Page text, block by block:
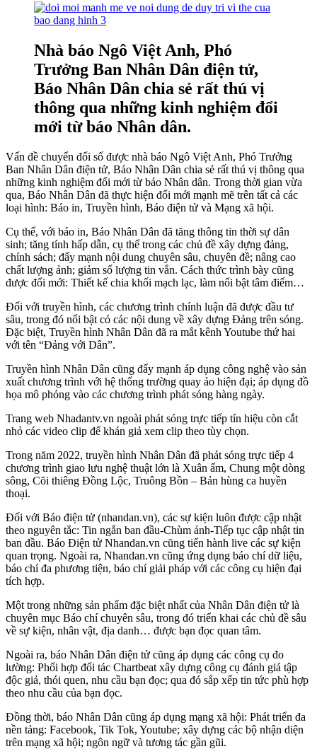
Nhà báo Ngô Việt Anh, Phó
Trưởng Ban Nhân Dân điện tử,
Báo Nhân Dân chia sẻ rất thú vị
thông qua những kinh nghiệm đổi
mới từ báo Nhân dân.
Vấn đề chuyển đổi số được nhà báo Ngô Việt Anh, Phó Trưởng
Ban Nhân Dân điện tử, Báo Nhân Dân chia sẻ rất thú vị thông qua
những kinh nghiệm đổi mới từ báo Nhân dân. Trong thời gian vừa
qua, Báo Nhân Dân đã thực hiện đổi mới mạnh mẽ trên tất cả các
loại hình: Báo in, Truyền hình, Báo điện tử và Mạng xã hội.
Cụ thể, với báo in, Báo Nhân Dân đã tăng thông tin thời sự dân
sinh; tăng tính hấp dẫn, cụ thể trong các chủ đề xây dựng đảng,
chính sách; đẩy mạnh nội dung chuyên sâu, chuyên đề; nâng cao
chất lượng ảnh; giảm số lượng tin vắn. Cách thức trình bày cũng
được đổi mới: Thiết kế chia khối mạch lạc, làm nổi bật tâm điểm…
Đối với truyền hình, các chương trình chính luận đã được đầu tư
sâu, trong đó nổi bật có các nội dung về xây dựng Đảng trên sóng.
Đặc biệt, Truyền hình Nhân Dân đã ra mắt kênh Youtube thứ hai
với tên “Đảng với Dân”.
Truyền hình Nhân Dân cũng đẩy mạnh áp dụng công nghệ vào sản
xuất chương trình với hệ thống trường quay ảo hiện đại; áp dụng đồ
họa mô phỏng vào các chương trình phát sóng hàng ngày.
Trang web Nhadantv.vn ngoài phát sóng trực tiếp tín hiệu còn cắt
nhỏ các video clip để khán giả xem clip theo tùy chọn.
Trong năm 2022, truyền hình Nhân Dân đã phát sóng trực tiếp 4
chương trình giao lưu nghệ thuật lớn là Xuân ấm, Chung một dòng
sông, Cõi thiêng Đồng Lộc, Truông Bồn – Bản hùng ca huyền
thoại.
Đối với Báo điện tử (nhandan.vn), các sự kiện luôn được cập nhật
theo nguyên tắc: Tin ngắn ban đầu-Chùm ảnh-Tiếp tục cập nhật tin
ban đầu. Báo Điện tử Nhandan.vn cũng tiến hành live các sự kiện
quan trọng. Ngoài ra, Nhandan.vn cũng ứng dụng báo chí dữ liệu,
báo chí đa phương tiện, báo chí giải pháp với các công cụ hiện đại
tích hợp.
Một trong những sản phẩm đặc biệt nhất của Nhân Dân điện tử là
chuyên mục Báo chí chuyên sâu, trong đó triển khai các chủ đề sâu
về sự kiện, nhân vật, địa danh… được bạn đọc quan tâm.
Ngoài ra, báo Nhân Dân điện tử cũng áp dụng các công cụ đo
lường: Phối hợp đối tác Chartbeat xây dựng công cụ đánh giá tập
độc giả, thói quen, nhu cầu bạn đọc; qua đó sắp xếp tin tức phù hợp
theo nhu cầu của bạn đọc.
Đồng thời, báo Nhân Dân cũng áp dụng mạng xã hội: Phát triển đa
nền tảng: Facebook, Tik Tok, Youtube; xây dựng các bộ nhận diện
trên mạng xã hội; ngôn ngữ và tương tác gần gũi.